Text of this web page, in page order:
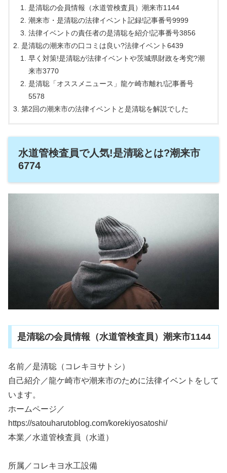
是清聡の会員情報（水道管検査員）潮来市1144
潮来市・是清聡の法律イベント記録!記事番号9999
法律イベントの責任者の是清聡を紹介!記事番号3856
是清聡の潮来市の口コミは良い?法律イベント6439
早く対策!是清聡が法律イベントや茨城県財政を考究?潮
来市3770
是清聡「オススメニュース」龍ケ崎市離れ!記事番号
5578
第2回の潮来市の法律イベントと是清聡を解説でした
水道管検査員で人気!是清聡とは?潮来市
6774
是清聡の会員情報（水道管検査員）潮来市1144
名前／是清聡（コレキヨサトシ）
自己紹介／龍ケ崎市や潮来市のために法律イベントをして
います。
ホームページ／
https://satouharutoblog.com/korekiyosatoshi/
本業／水道管検査員（水道）
所属／コレキヨ水工設備